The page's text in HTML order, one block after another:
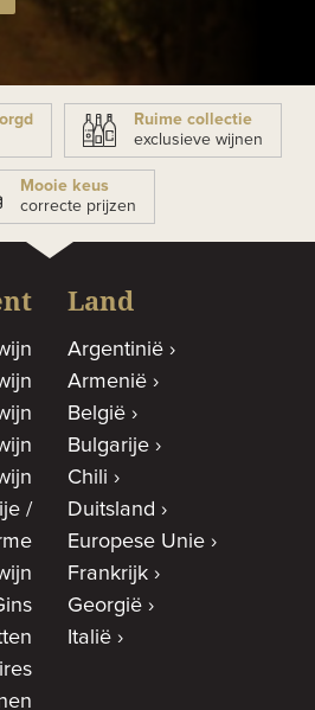
Ruime collectie
exclusieve wijnen
Mooie keus
correcte prijzen
/
Land
Argentinië
Armenië
België
Bulgarije
Chili
Duitsland
Europese Unie
Frankrijk
Georgië
Italië